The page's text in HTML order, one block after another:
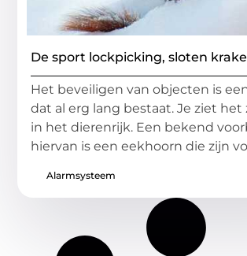
De sport lockpicking, sloten
Het beveiligen van objecten is
dat al erg lang bestaat. Je ziet het
in het dierenrijk. Een bekend
hiervan is een eekhoorn die zijn
Alarmsysteem